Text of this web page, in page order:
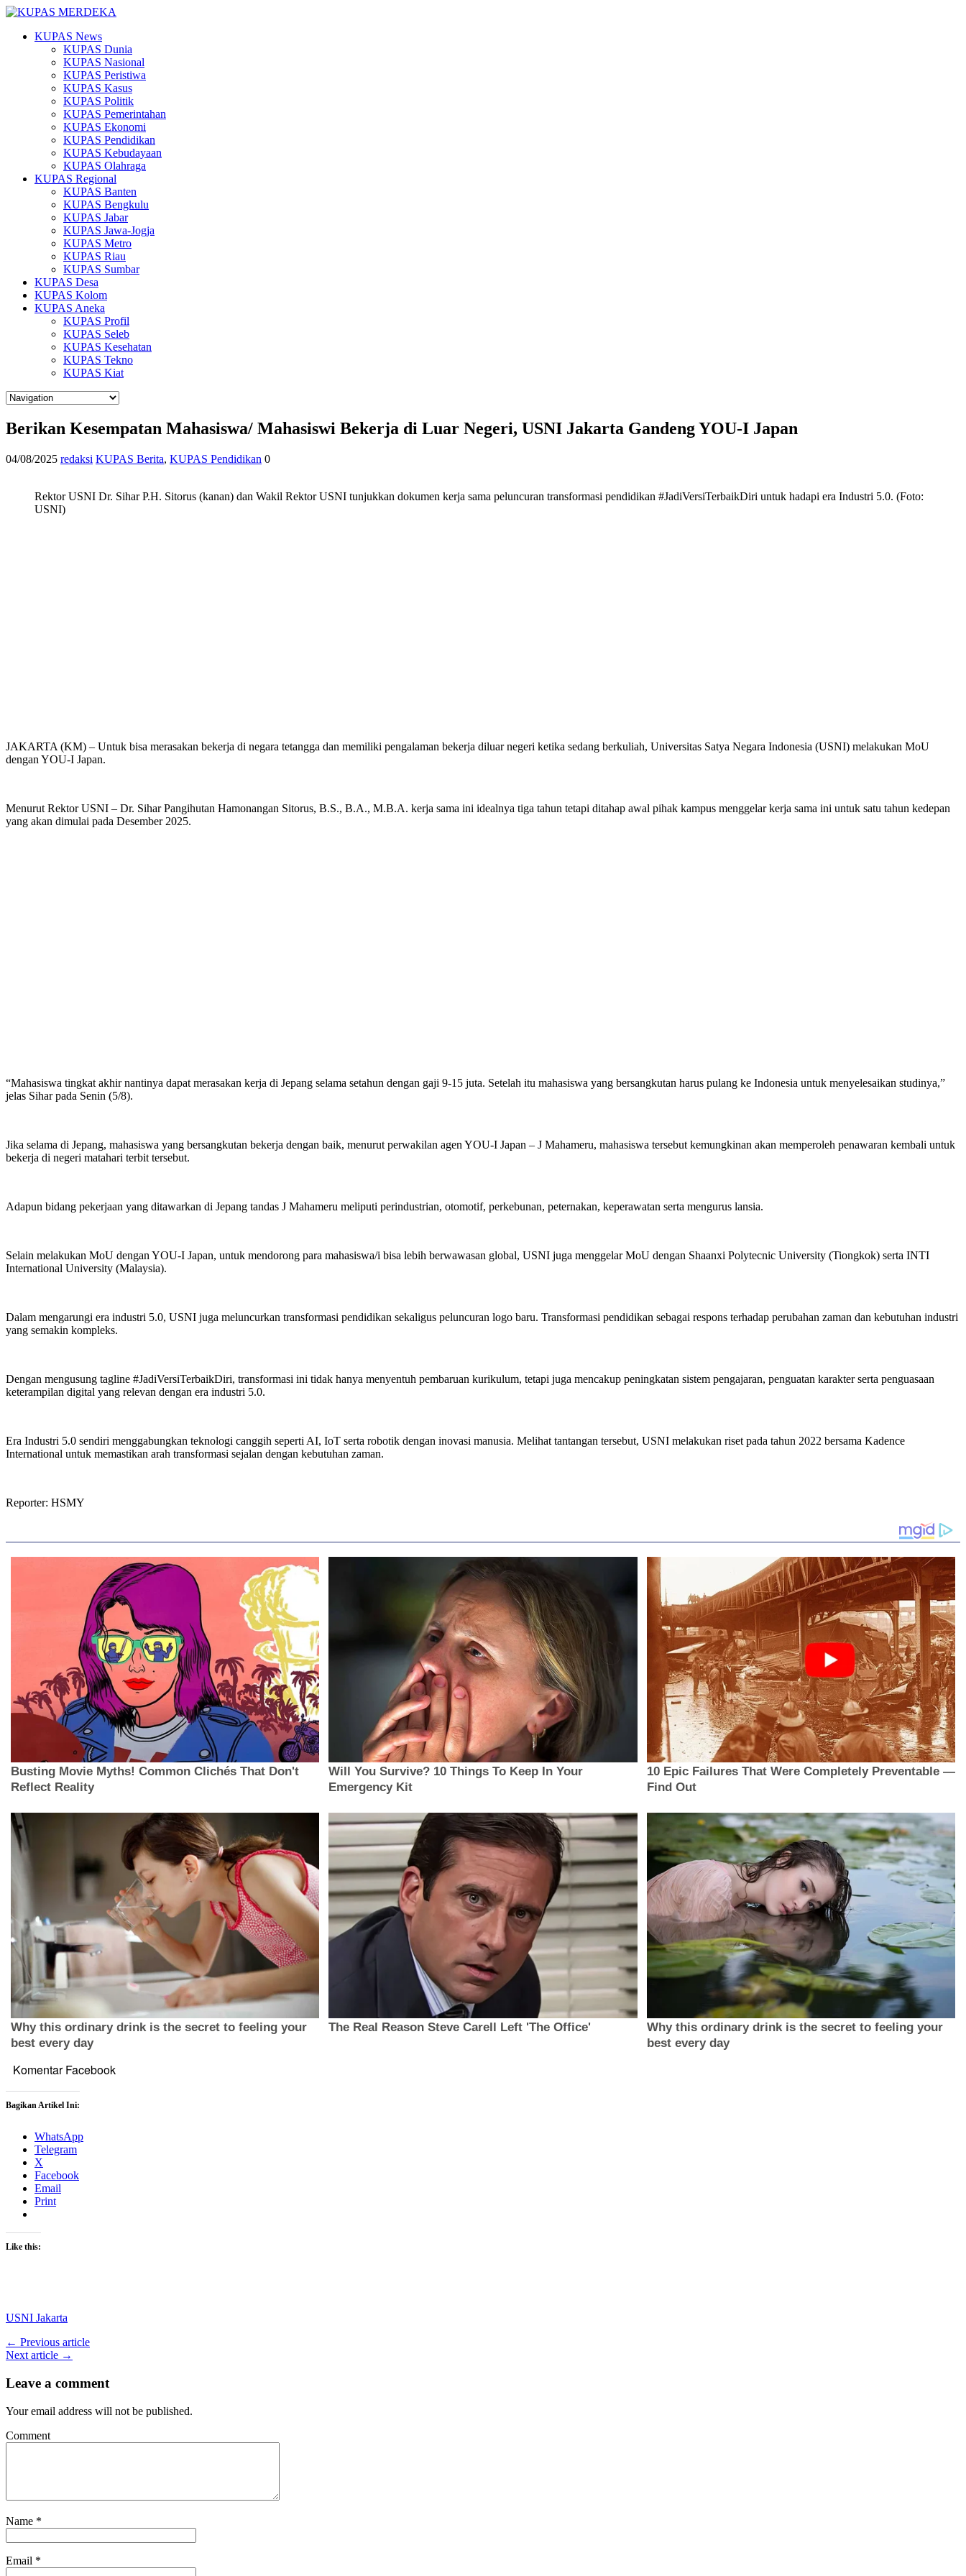
KUPAS News
KUPAS Dunia
KUPAS Nasional
KUPAS Peristiwa
KUPAS Kasus
KUPAS Politik
KUPAS Pemerintahan
KUPAS Ekonomi
KUPAS Pendidikan
KUPAS Kebudayaan
KUPAS Olahraga
KUPAS Regional
KUPAS Banten
KUPAS Bengkulu
KUPAS Jabar
KUPAS Jawa-Jogja
KUPAS Metro
KUPAS Riau
KUPAS Sumbar
KUPAS Desa
KUPAS Kolom
KUPAS Aneka
KUPAS Profil
KUPAS Seleb
KUPAS Kesehatan
KUPAS Tekno
KUPAS Kiat
Berikan Kesempatan Mahasiswa/ Mahasiswi Bekerja di Luar Negeri, USNI Jakarta Gandeng YOU-I Japan
04/08/2025 redaksi KUPAS Berita, KUPAS Pendidikan 0
Rektor USNI Dr. Sihar P.H. Sitorus (kanan) dan Wakil Rektor USNI tunjukkan dokumen kerja sama peluncuran transformasi pendidikan #JadiVersiTerbaikDiri untuk hadapi era Industri 5.0. (Foto:
USNI)
JAKARTA (KM) – Untuk bisa merasakan bekerja di negara tetangga dan memiliki pengalaman bekerja diluar negeri ketika sedang berkuliah, Universitas Satya Negara Indonesia (USNI) melakukan MoU
dengan YOU-I Japan.
Menurut Rektor USNI – Dr. Sihar Pangihutan Hamonangan Sitorus, B.S., B.A., M.B.A. kerja sama ini idealnya tiga tahun tetapi ditahap awal pihak kampus menggelar kerja sama ini untuk satu tahun kedepan
yang akan dimulai pada Desember 2025.
“Mahasiswa tingkat akhir nantinya dapat merasakan kerja di Jepang selama setahun dengan gaji 9-15 juta. Setelah itu mahasiswa yang bersangkutan harus pulang ke Indonesia untuk menyelesaikan studinya,”
jelas Sihar pada Senin (5/8).
Jika selama di Jepang, mahasiswa yang bersangkutan bekerja dengan baik, menurut perwakilan agen YOU-I Japan – J Mahameru, mahasiswa tersebut kemungkinan akan memperoleh penawaran kembali untuk
bekerja di negeri matahari terbit tersebut.
Adapun bidang pekerjaan yang ditawarkan di Jepang tandas J Mahameru meliputi perindustrian, otomotif, perkebunan, peternakan, keperawatan serta mengurus lansia.
Selain melakukan MoU dengan YOU-I Japan, untuk mendorong para mahasiswa/i bisa lebih berwawasan global, USNI juga menggelar MoU dengan Shaanxi Polytecnic University (Tiongkok) serta INTI
International University (Malaysia).
Dalam mengarungi era industri 5.0, USNI juga meluncurkan transformasi pendidikan sekaligus peluncuran logo baru. Transformasi pendidikan sebagai respons terhadap perubahan zaman dan kebutuhan industri
yang semakin kompleks.
Dengan mengusung tagline #JadiVersiTerbaikDiri, transformasi ini tidak hanya menyentuh pembaruan kurikulum, tetapi juga mencakup peningkatan sistem pengajaran, penguatan karakter serta penguasaan
keterampilan digital yang relevan dengan era industri 5.0.
Era Industri 5.0 sendiri menggabungkan teknologi canggih seperti AI, IoT serta robotik dengan inovasi manusia. Melihat tantangan tersebut, USNI melakukan riset pada tahun 2022 bersama Kadence
International untuk memastikan arah transformasi sejalan dengan kebutuhan zaman.
Reporter: HSMY
Komentar Facebook
Bagikan Artikel Ini:
WhatsApp
Telegram
X
Facebook
Email
Print
Like this:
USNI Jakarta
← Previous article
Next article →
Leave a comment
Your email address will not be published.
Comment
Name *
Email *